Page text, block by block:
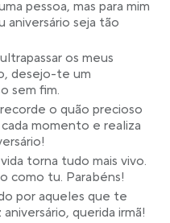
pessoa, mas para mim
aniversário seja tão
os meus
desejo-te um
sem fim.
o quão precioso
momento e realiza
torna tudo mais vivo.
como tu. Parabéns!
por aqueles que te
querida irmã!